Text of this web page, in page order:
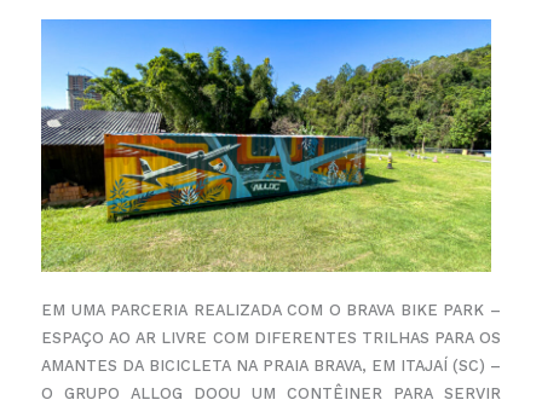
EM UMA PARCERIA REALIZADA COM O BRAVA BIKE PARK –
ESPAÇO AO AR LIVRE COM DIFERENTES TRILHAS PARA OS
AMANTES DA BICICLETA NA PRAIA BRAVA, EM ITAJAÍ (SC) –
O GRUPO ALLOG DOOU UM CONTÊINER PARA SERVIR